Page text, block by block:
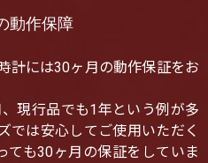
動作保障
計には30ヶ月の動作保証をお
現行品でも1年という例が多
では安心してご使用いただく
ても30ヶ月の保証をしていま